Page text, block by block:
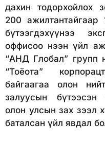
дахин тодорхойлох
200 ажилтантайгаар
бүтээгдэхүүнээ
оффисоо нээн үйл
“АНД Глобал” групп
“Тоёота”
байгаагаа олон
залуусын бүтээсэн
олон улсын зах зээл
баталсан үйл явдал